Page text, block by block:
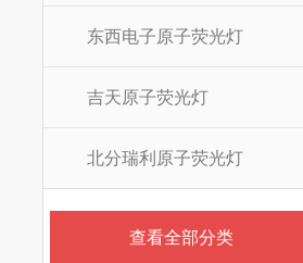
东西电子原子荧光灯
吉天原子荧光灯
北分瑞利原子荧光灯
查看全部分类